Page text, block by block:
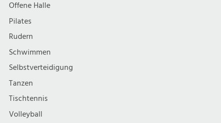
Offene Halle
Pilates
Rudern
Schwimmen
Selbstverteidigung
Tanzen
Tischtennis
Volleyball